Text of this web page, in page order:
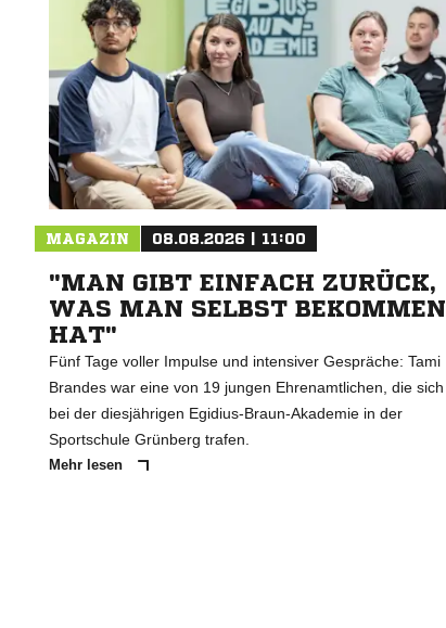
MAGAZIN 08.08.2026 | 11:00
"MAN GIBT EINFACH ZURÜCK,
WAS MAN SELBST BEKOMMEN
HAT"
Fünf Tage voller Impulse und intensiver Gespräche: Tami
Brandes war eine von 19 jungen Ehrenamtlichen, die sich
bei der diesjährigen Egidius-Braun-Akademie in der
Sportschule Grünberg trafen.
Mehr lesen